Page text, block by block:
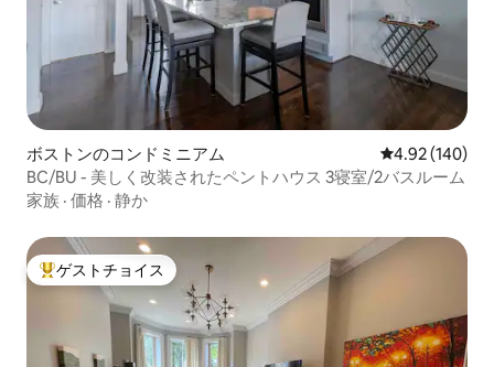
ボストンのコンドミニアム レビュー140
4.92 (140)
BC/BU - 美しく改装されたペントハウス 3寝室/2バスルーム
家族 · 価格 · 静か
大好評のゲストチョイスです。
ゲストチョイス